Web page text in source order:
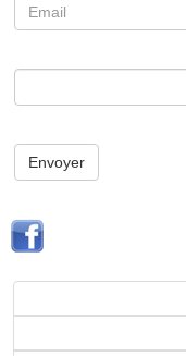
Envoyer